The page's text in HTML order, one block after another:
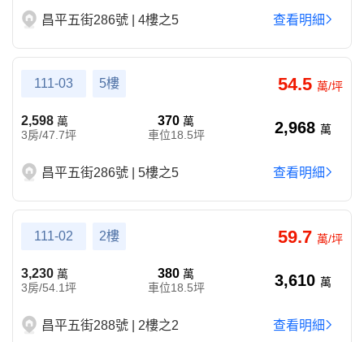
昌平五街286號 | 4樓之5 查看明細
111-03 5樓 54.5 萬/坪
2,598 萬
3房/47.7坪
370萬
車位18.5坪
2,968 萬
昌平五街286號 | 5樓之5 查看明細
111-02 2樓 59.7 萬/坪
3,230 萬
3房/54.1坪
380萬
車位18.5坪
3,610 萬
昌平五街288號 | 2樓之2 查看明細